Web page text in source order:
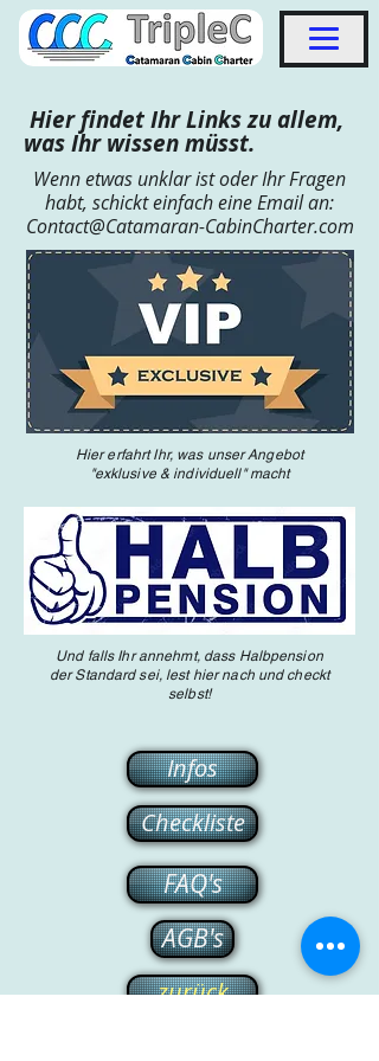
Hier findet Ihr Links zu allem,
was Ihr wissen müsst.
Wenn etwas unklar ist oder Ihr Fragen
habt, schickt einfach eine Email an:
Contact@Catamaran-CabinCharter.com
Hier erfahrt Ihr, was unser Angebot
"exklusive & individuell" macht
Und falls Ihr annehmt, dass Halbpension
der Standard sei, lest hier nach und checkt
selbst!
Infos
Checkliste
FAQ's
AGB's
zurück